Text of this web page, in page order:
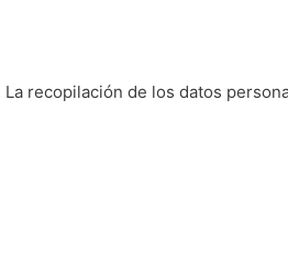
La recopilación de los datos